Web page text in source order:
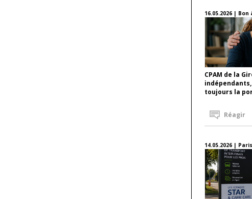
16.05.2026 | Bon
CPAM de la
toujours la
Réagir
14.05.2026 |